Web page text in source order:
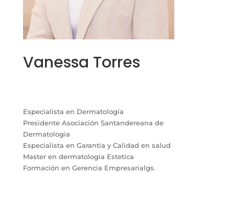
Vanessa Torres
Especialista en Dermatología
Presidente Asociación Santandereana de
Dermatologia
Especialista en Garantía y Calidad en salud
Master en dermatologia Estetica
Formación en Gerencia Empresarialgs.